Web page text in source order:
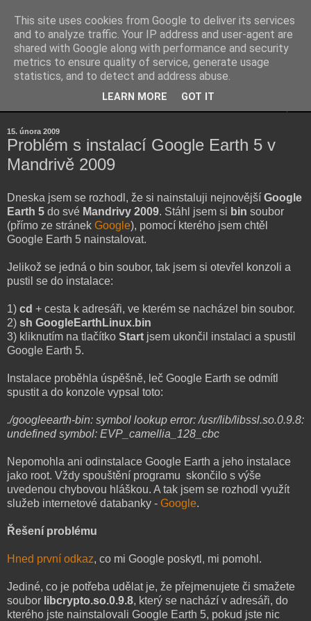
Kubův blog
...osobní blog Jakuba Šenka...
15. února 2009
Problém s instalací Google Earth 5 v
Mandrivě 2009
Dneska jsem se rozhodl, že si nainstaluji nejnovější Google
Earth 5 do své Mandrivy 2009. Stáhl jsem si bin soubor
(přímo ze stránek Google), pomocí kterého jsem chtěl
Google Earth 5 nainstalovat.
Jelikož se jedná o bin soubor, tak jsem si otevřel konzoli a
pustil se do instalace:
1) cd + cesta k adresáři, ve kterém se nacházel bin soubor.
2) sh GoogleEarthLinux.bin
3) kliknutím na tlačítko Start jsem ukončil instalaci a spustil
Google Earth 5.
Instalace proběhla úspěšně, leč Google Earth se odmítl
spustit a do konzole vypsal toto:
./googleearth-bin: symbol lookup error: /usr/lib/libssl.so.0.9.8:
undefined symbol: EVP_camellia_128_cbc
Nepomohla ani odinstalace Google Earth a jeho instalace
jako root. Vždy spouštění programu skončilo s výše
uvedenou chybovou hláškou. A tak jsem se rozhodl využít
služeb internetové databanky - Google.
Řešení problému
Hned první odkaz, co mi Google poskytl, mi pomohl.
Jediné, co je potřeba udělat je, že přejmenujete či smažete
soubor libcrypto.so.0.9.8, který se nachází v adresáři, do
kterého jste nainstalovali Google Earth 5, pokud jste nic
This site uses cookies from Google to deliver its services
and to analyze traffic. Your IP address and user-agent are
shared with Google along with performance and security
metrics to ensure quality of service, generate usage
statistics, and to detect and address abuse.
LEARN MORE GOT IT